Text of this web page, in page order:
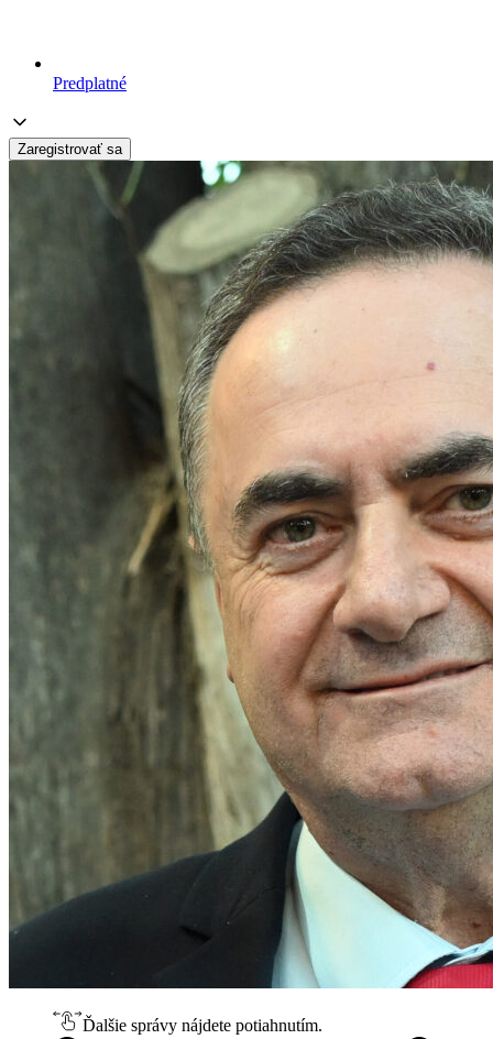
Predplatné
Zaregistrovať sa
Ďalšie správy nájdete potiahnutím.